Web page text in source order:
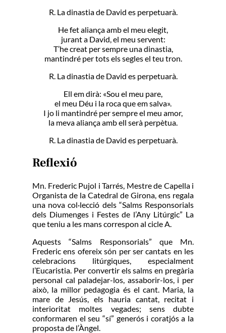
R. La dinastia de David es perpetuarà.
He fet aliança amb el meu elegit,
jurant a David, el meu servent:
T’he creat per sempre una dinastia,
mantindré per tots els segles el teu tron.
R. La dinastia de David es perpetuarà.
Ell em dirà: «Sou el meu pare,
el meu Déu i la roca que em salva».
I jo li mantindré per sempre el meu amor,
la meva aliança amb ell serà perpètua.
R. La dinastia de David es perpetuarà.
Reflexió
Mn. Frederic Pujol i Tarrés, Mestre de Capella i
Organista de la Catedral de Girona, ens regala
una nova col·lecció dels “Salms Responsorials
dels Diumenges i Festes de l’Any Litúrgic” La
que teniu a les mans correspon al cicle A.
Aquests “Salms Responsorials” que Mn.
Frederic ens ofereix són per ser cantats en les
celebracions litúrgiques, especialment
l’Eucaristia. Per convertir els salms en pregària
personal cal paladejar-los, assaborir-los, i per
això, la millor pedagogia és el cant. Maria, la
mare de Jesús, els hauria cantat, recitat i
interioritat moltes vegades; sens dubte
conformaren el seu “sí” generós i coratjós a la
proposta de l’Àngel.